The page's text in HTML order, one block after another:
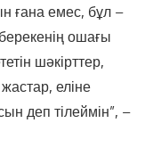
ғана емес, бұл –
ошағы
шәкірттер,
еліне
деп тілеймін”, –